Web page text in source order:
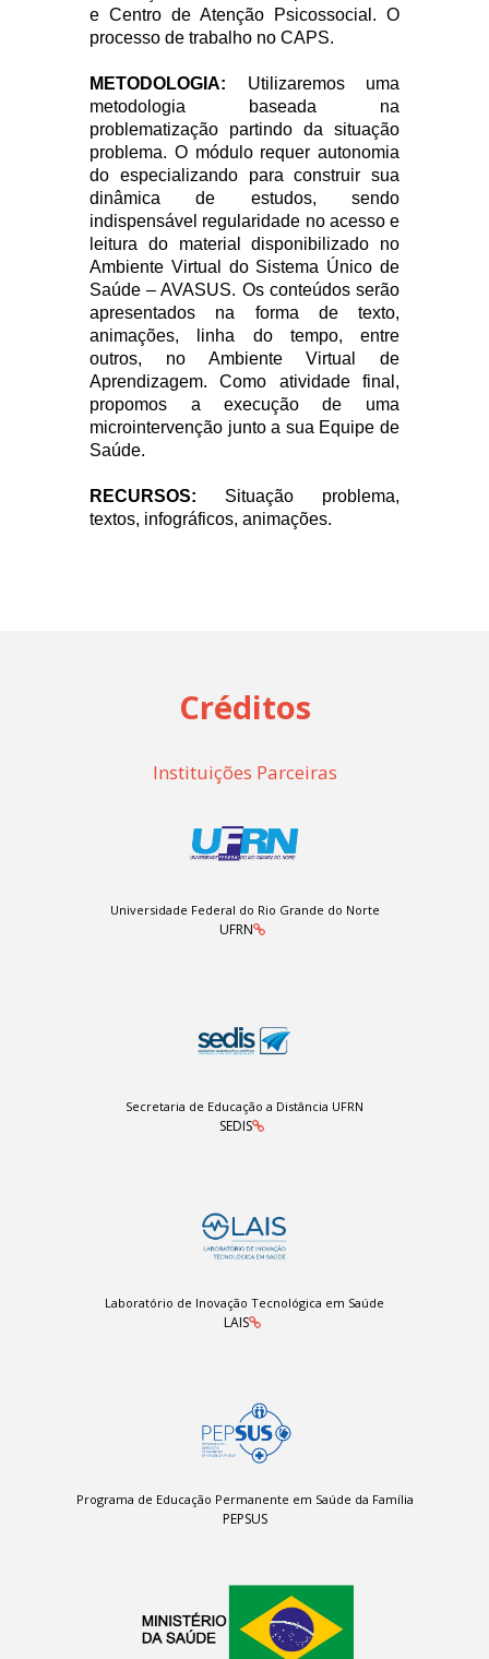
e Centro de Atenção Psicossocial. O
processo de trabalho no CAPS.
METODOLOGIA: Utilizaremos uma
metodologia baseada na
problematização partindo da situação
problema. O módulo requer autonomia
do especializando para construir sua
dinâmica de estudos, sendo
indispensável regularidade no acesso e
leitura do material disponibilizado no
Ambiente Virtual do Sistema Único de
Saúde – AVASUS. Os conteúdos serão
apresentados na forma de texto,
animações, linha do tempo, entre
outros, no Ambiente Virtual de
Aprendizagem. Como atividade final,
propomos a execução de uma
microintervenção junto a sua Equipe de
Saúde.
RECURSOS: Situação problema,
textos, infográficos, animações.
Créditos
Instituições Parceiras
Universidade Federal do Rio Grande do Norte
UFRN
Secretaria de Educação a Distância UFRN
SEDIS
Laboratório de Inovação Tecnológica em Saúde
LAIS
Programa de Educação Permanente em Saúde da Família
PEPSUS